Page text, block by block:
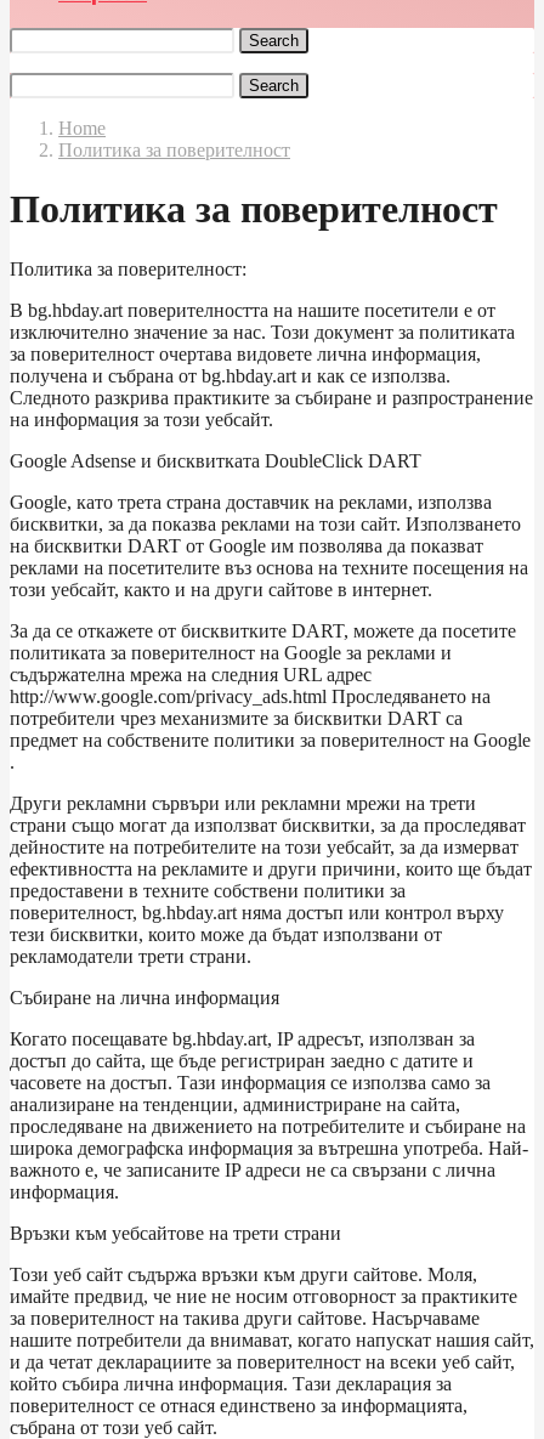
Search
Search
Home
Политика за поверителност
Политика за поверителност
Политика за поверителност:
В bg.hbday.art поверителността на нашите посетители е от
изключително значение за нас. Този документ за политиката
за поверителност очертава видовете лична информация,
получена и събрана от bg.hbday.art и как се използва.
Следното разкрива практиките за събиране и разпространение
на информация за този уебсайт.
Google Adsense и бисквитката DoubleClick DART
Google, като трета страна доставчик на реклами, използва
бисквитки, за да показва реклами на този сайт. Използването
на бисквитки DART от Google им позволява да показват
реклами на посетителите въз основа на техните посещения на
този уебсайт, както и на други сайтове в интернет.
За да се откажете от бисквитките DART, можете да посетите
политиката за поверителност на Google за реклами и
съдържателна мрежа на следния URL адрес
http://www.google.com/privacy_ads.html Проследяването на
потребители чрез механизмите за бисквитки DART са
предмет на собствените политики за поверителност на Google
.
Други рекламни сървъри или рекламни мрежи на трети
страни също могат да използват бисквитки, за да проследяват
дейностите на потребителите на този уебсайт, за да измерват
ефективността на рекламите и други причини, които ще бъдат
предоставени в техните собствени политики за
поверителност, bg.hbday.art няма достъп или контрол върху
тези бисквитки, които може да бъдат използвани от
рекламодатели трети страни.
Събиране на лична информация
Когато посещавате bg.hbday.art, IP адресът, използван за
достъп до сайта, ще бъде регистриран заедно с датите и
часовете на достъп. Тази информация се използва само за
анализиране на тенденции, администриране на сайта,
проследяване на движението на потребителите и събиране на
широка демографска информация за вътрешна употреба. Най-
важното е, че записаните IP адреси не са свързани с лична
информация.
Връзки към уебсайтове на трети страни
Този уеб сайт съдържа връзки към други сайтове. Моля,
имайте предвид, че ние не носим отговорност за практиките
за поверителност на такива други сайтове. Насърчаваме
нашите потребители да внимават, когато напускат нашия сайт,
и да четат декларациите за поверителност на всеки уеб сайт,
който събира лична информация. Тази декларация за
поверителност се отнася единствено за информацията,
събрана от този уеб сайт.